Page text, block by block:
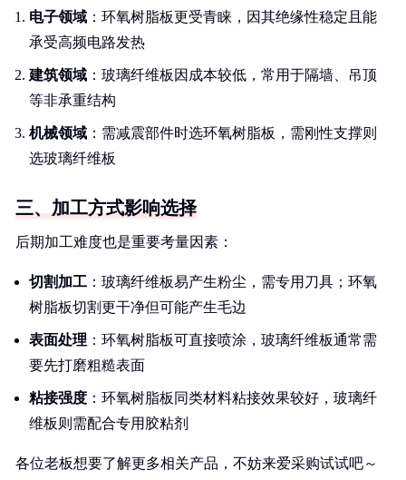
电子领域 ：环氧树脂板更受青睐，因其绝缘性稳定且能
承受高频电路发热
建筑领域 ：玻璃纤维板因成本较低，常用于隔墙、吊顶
等非承重结构
机械领域 ：需减震部件时选环氧树脂板，需刚性支撑则
选玻璃纤维板
三、加工方式影响选择
后期加工难度也是重要考量因素：
切割加工 ：玻璃纤维板易产生粉尘，需专用刀具；环氧
树脂板切割更干净但可能产生毛边
表面处理 ：环氧树脂板可直接喷涂，玻璃纤维板通常需
要先打磨粗糙表面
粘接强度 ：环氧树脂板同类材料粘接效果较好，玻璃纤
维板则需配合专用胶粘剂
各位老板想要了解更多相关产品，不妨来爱采购试试吧～